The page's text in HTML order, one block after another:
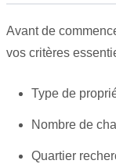
Avant de
vos critères
Type de
Nombre de
Quartier